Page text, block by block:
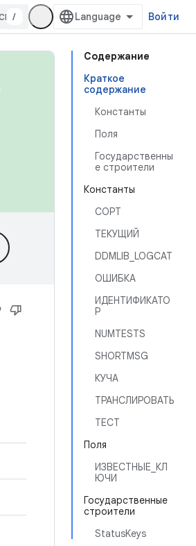
/ Войти
Содержание
Краткое
содержание
Константы
Поля
Государственны
е строители
Константы
СОРТ
ТЕКУЩИЙ
DDMLIB_LOGCAT
ОШИБКА
ИДЕНТИФИКАТО
Р
NUMTESTS
SHORTMSG
КУЧА
ТРАНСЛИРОВАТЬ
ТЕСТ
Поля
ИЗВЕСТНЫЕ_КЛ
ЮЧИ
Государственные
строители
StatusKeys